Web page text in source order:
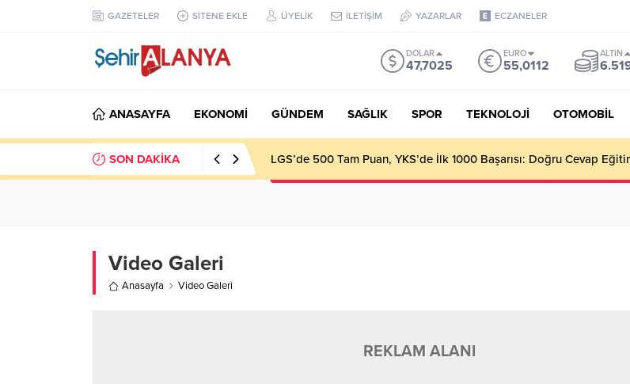
GAZETELER SİTENE EKLE ÜYELİK İLETİŞİM YAZARLAR ECZANELER
DOLAR
47,7025
EURO
55,0112
ALTIN
ANASAYFA EKONOMİ GÜNDEM SAĞLIK SPOR TEKNOLOJİ OTOMOBİL
SON DAKİKA LGS’de 500 Tam Puan, YKS’de İlk 1000 Başarısı: Doğru Cevap
Video Galeri
Anasayfa Video Galeri
REKLAM ALANI